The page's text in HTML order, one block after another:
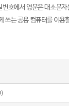
호에서 영문은 대소문
쓰는 공용 컴퓨터를 이